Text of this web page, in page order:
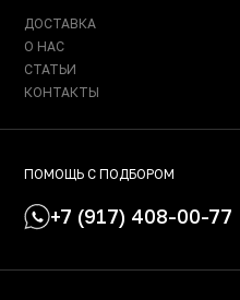
ДОСТАВКА
О НАС
СТАТЬИ
КОНТАКТЫ
ПОМОЩЬ С ПОДБОРОМ
+7 (917) 408-00-77